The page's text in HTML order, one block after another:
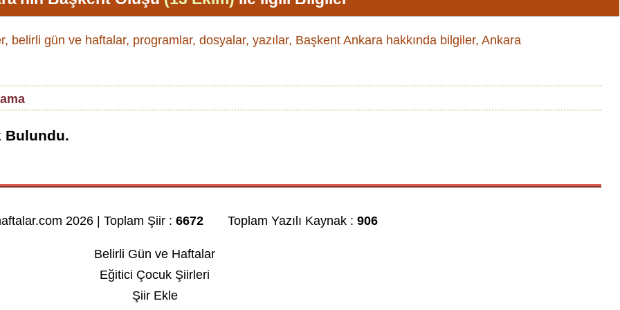
belirli gün ve haftalar, programlar, dosyalar, yazılar, Başkent Ankara hakkında bilgiler, Ankara
2026 | Toplam Şiir :6672 Toplam Yazılı Kaynak :906
Belirli Gün ve Haftalar
Eğitici Çocuk Şiirleri
Şiir Ekle